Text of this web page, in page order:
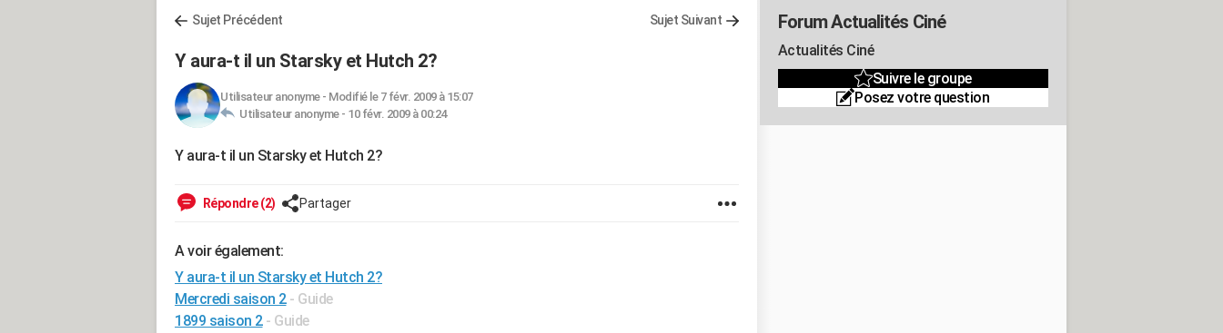
Sujet Précédent Sujet Suivant
Y aura-t il un Starsky et Hutch 2?
Utilisateur anonyme- Modifié le 7 févr. 2009 à 15:07
Utilisateur anonyme - 10 févr. 2009 à 00:24
Y aura-t il un Starsky et Hutch 2?
Répondre (2) Partager
A voir également:
Y aura-t il un Starsky et Hutch 2?
Mercredi saison 2 - Guide
1899 saison 2 - Guide
Forum Actualités Ciné
Actualités Ciné
Suivre le groupe
Posez votre question